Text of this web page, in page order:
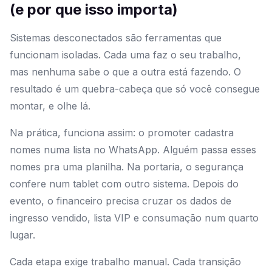
(e por que isso importa)
Sistemas desconectados são ferramentas que
funcionam isoladas. Cada uma faz o seu trabalho,
mas nenhuma sabe o que a outra está fazendo. O
resultado é um quebra-cabeça que só você consegue
montar, e olhe lá.
Na prática, funciona assim: o promoter cadastra
nomes numa lista no WhatsApp. Alguém passa esses
nomes pra uma planilha. Na portaria, o segurança
confere num tablet com outro sistema. Depois do
evento, o financeiro precisa cruzar os dados de
ingresso vendido, lista VIP e consumação num quarto
lugar.
Cada etapa exige trabalho manual. Cada transição